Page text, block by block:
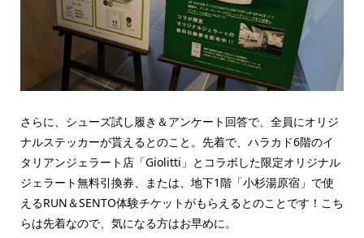
さらに、シューズ試し履き＆アンケート回答で、全員にオリジ
ナルステッカーが貰えるとのこと。先着で、ハラカド6階のイ
タリアンジェラート店「Giolitti」とコラボした限定オリジナル
ジェラート無料引換券、または、地下1階「小杉湯原宿」で使
えるRUN＆SENTO体験チケットがもらえるとのことです！こち
らは先着なので、気になる方はお早めに。